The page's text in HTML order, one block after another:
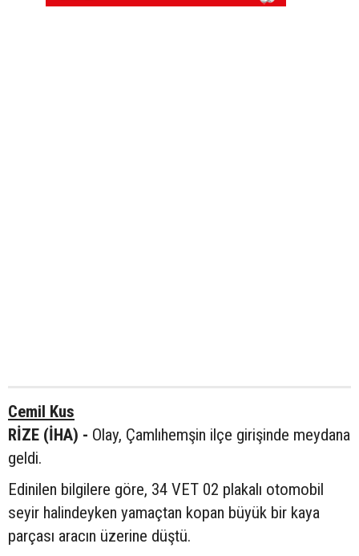
Cemil Kus
RİZE (İHA) - Olay, Çamlıhemşin ilçe girişinde meydana
geldi.
Edinilen bilgilere göre, 34 VET 02 plakalı otomobil
seyir halindeyken yamaçtan kopan büyük bir kaya
parçası aracın üzerine düştü.